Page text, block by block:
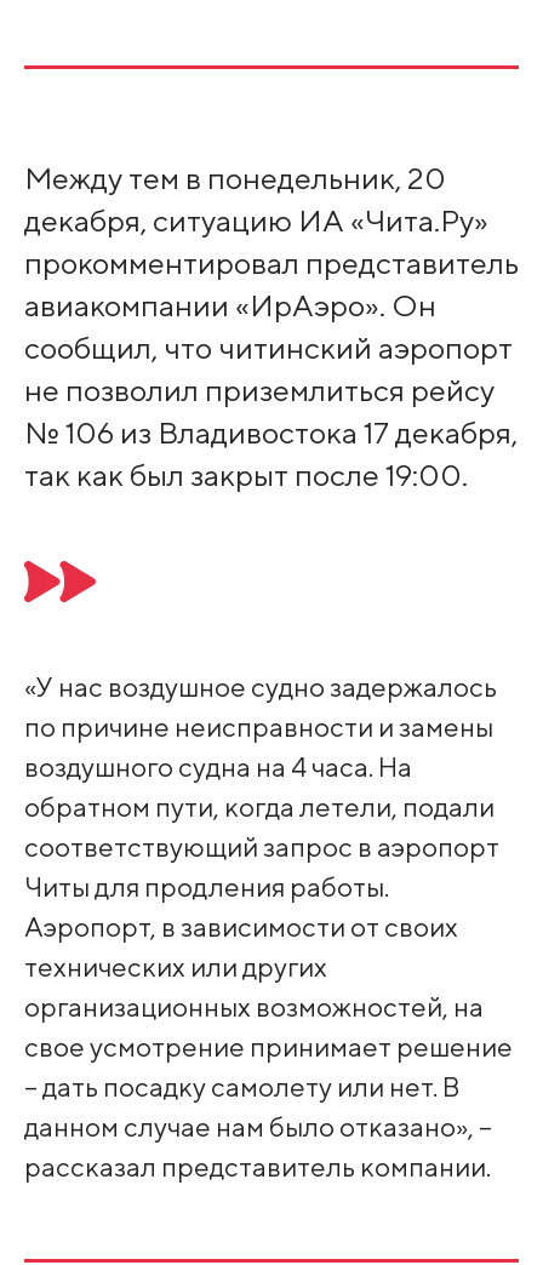
Между тем в понедельник, 20
декабря, ситуацию ИА «Чита.Ру»
прокомментировал представитель
авиакомпании «ИрАэро». Он
сообщил, что читинский аэропорт
не позволил приземлиться рейсу
№ 106 из Владивостока 17 декабря,
так как был закрыт после 19:00.
«У нас воздушное судно задержалось
по причине неисправности и замены
воздушного судна на 4 часа. На
обратном пути, когда летели, подали
соответствующий запрос в аэропорт
Читы для продления работы.
Аэропорт, в зависимости от своих
технических или других
организационных возможностей, на
свое усмотрение принимает решение
– дать посадку самолету или нет. В
данном случае нам было отказано», –
рассказал представитель компании.